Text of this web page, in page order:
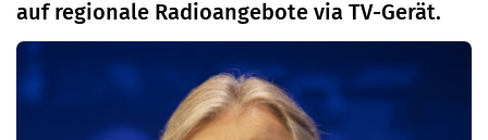
auf regionale Radioangebote via TV-Gerät.